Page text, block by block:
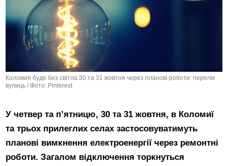
Коломия буде без світла 30 та 31 жовтня через планові роботи: перелік
вулиць / Фото: Pinterest
У четвер та п’ятницю, 30 та 31 жовтня, в Коломиї
та трьох прилеглих селах застосовуватимуть
планові вимкнення електроенергії через ремонтні
роботи. Загалом відключення торкнуться